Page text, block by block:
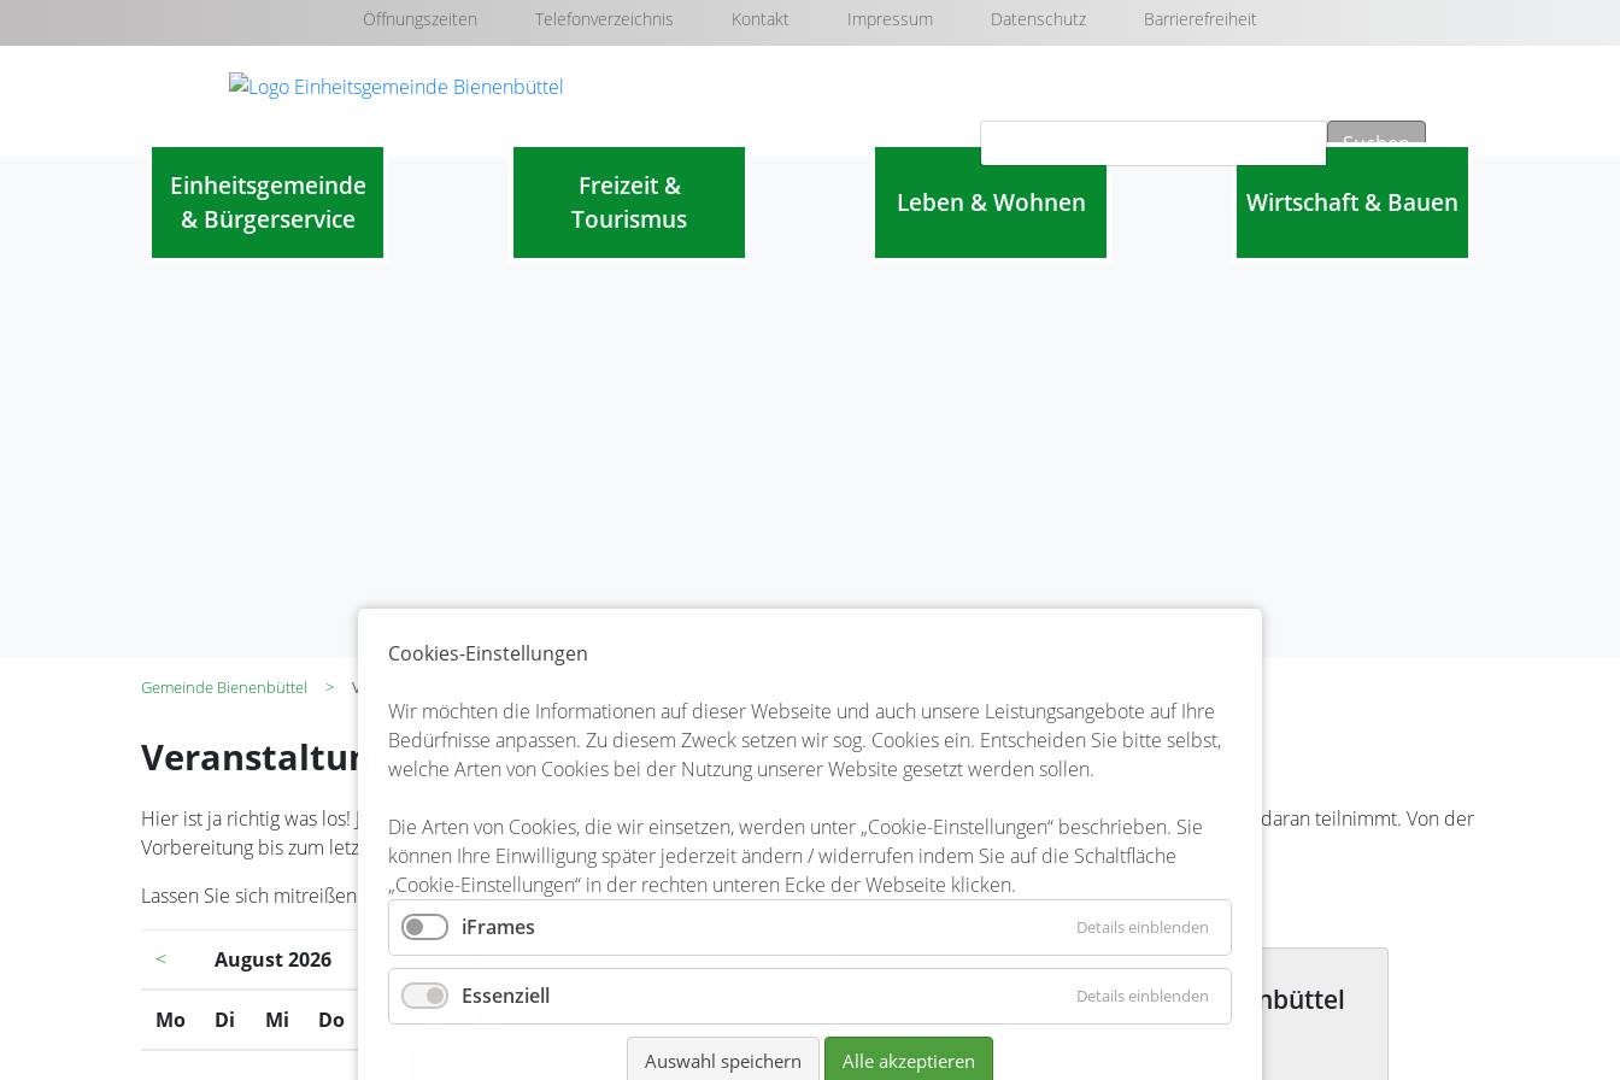
Öffnungszeiten Telefonverzeichnis Kontakt Impressum Datenschutz Barrierefreiheit
Suchen
Einheitsgemeinde
& Bürgerservice
Freizeit &
Tourismus
Leben & Wohnen Wirtschaft & Bauen
Gemeinde Bienenbüttel Veranstaltungskalender
Veranstaltungskalender
Hier ist ja richtig was los! Ja, die Bienenbütteler lieben ihre Veranstaltungen, Feste und Events. Und das merkt man auch, wenn man daran teilnimmt. Von der
Vorbereitung bis zum letzten Kehraus steckt in allen Veranstaltungen viel Herzblut, Leidenschaft und Liebe zum Detail.
Lassen Sie sich mitreißen und seien Sie dabei!
< August 2026 >
Mo ntag
Di enstag
Mi ttwoch
Do nnerstag
Freitag
Samstag
Sonntag
Förderverein der Bücherei Bienenbüttel
14-09-2025
Cookies-Einstellungen
Wir möchten die Informationen auf dieser Webseite und auch unsere Leistungsangebote auf Ihre
Bedürfnisse anpassen. Zu diesem Zweck setzen wir sog. Cookies ein. Entscheiden Sie bitte selbst,
welche Arten von Cookies bei der Nutzung unserer Website gesetzt werden sollen.
Die Arten von Cookies, die wir einsetzen, werden unter „Cookie-Einstellungen“ beschrieben. Sie
können Ihre Einwilligung später jederzeit ändern / widerrufen indem Sie auf die Schaltfläche
„Cookie-Einstellungen“ in der rechten unteren Ecke der Webseite klicken.
iFrames
Details einblenden
Essenziell Details einblenden
Auswahl speichern Alle akzeptieren